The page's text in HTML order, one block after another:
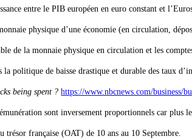
entre le PIB européen en euro constant et
physique d’une économie (en circulation,
de la monnaie physique en circulation et les
politique de baisse drastique et durable des taux
being spent ? https://www.nbcnews.com/business/
sont inversement proportionnels car
française (OAT) de 10 ans au 10 Septembre.